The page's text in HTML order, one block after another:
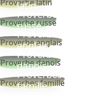
latin
Proverbe
russe
Proverbe
anglais
Proverbe
danois
Proverbes
famille